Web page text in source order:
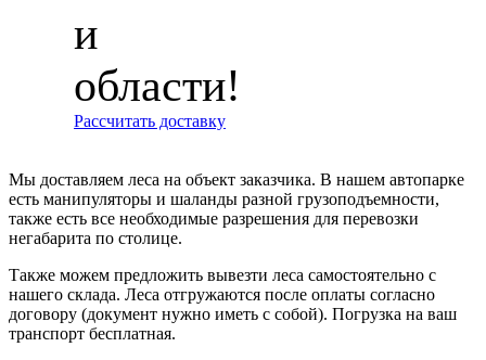
и
области!
Рассчитать доставку
Мы доставляем леса на объект заказчика. В нашем автопарке
есть манипуляторы и шаланды разной грузоподъемности,
также есть все необходимые разрешения для перевозки
негабарита по столице.
Также можем предложить вывезти леса самостоятельно с
нашего склада. Леса отгружаются после оплаты согласно
договору (документ нужно иметь с собой). Погрузка на ваш
транспорт бесплатная.